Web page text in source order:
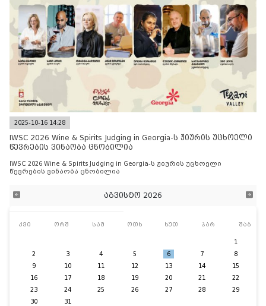
2025-10-16 14:28
IWSC 2026 Wine & Spirits Judging in Georgia-ს ჟიურის უცხოელი
წევრების ვინაობა ცნობილია
IWSC 2026 Wine & Spirits Judging in Georgia-ს ჟიურის უცხოელი
წევრების ვინაობა ცნობილია
აგვისტო 2026
კვი ორშ სამ ოთხ ხუთ პარ შაბ
1
2
3 4 5 6 7
8
9
10 11 12 13 14
15
16
17 18 19 20 21
22
23
24 25 26 27 28
29
30
31